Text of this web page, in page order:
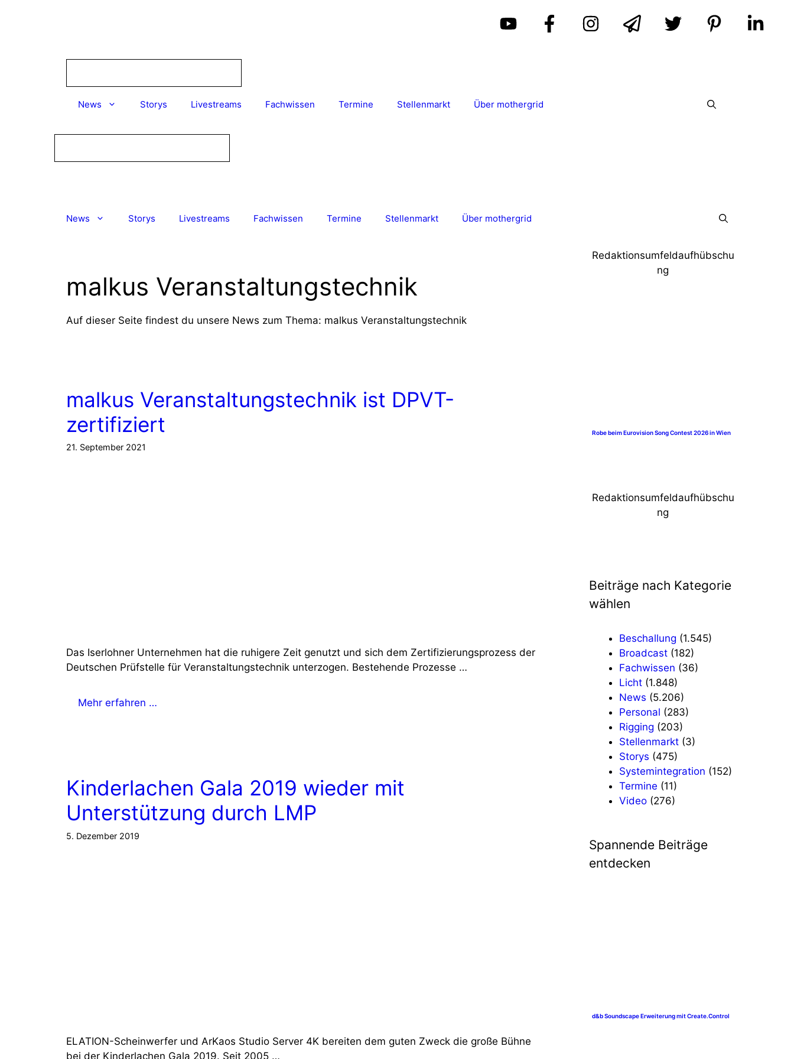
News Storys Livestreams Fachwissen Termine Stellenmarkt Über mothergrid
News Storys Livestreams Fachwissen Termine Stellenmarkt Über mothergrid
malkus Veranstaltungstechnik
Auf dieser Seite findest du unsere News zum Thema: malkus Veranstaltungstechnik
malkus Veranstaltungstechnik ist DPVT-
zertifiziert
21. September 2021
Das Iserlohner Unternehmen hat die ruhigere Zeit genutzt und sich dem Zertifizierungsprozess der
Deutschen Prüfstelle für Veranstaltungstechnik unterzogen. Bestehende Prozesse …
Mehr erfahren …
Kinderlachen Gala 2019 wieder mit
Unterstützung durch LMP
5. Dezember 2019
ELATION-Scheinwerfer und ArKaos Studio Server 4K bereiten dem guten Zweck die große Bühne
bei der Kinderlachen Gala 2019. Seit 2005 …
Redaktionsumfeldaufhübschu
ng
Robe beim Eurovision Song Contest 2026 in Wien
Redaktionsumfeldaufhübschu
ng
Beiträge nach Kategorie
wählen
Beschallung (1.545)
Broadcast (182)
Fachwissen (36)
Licht (1.848)
News (5.206)
Personal (283)
Rigging (203)
Stellenmarkt (3)
Storys (475)
Systemintegration (152)
Termine (11)
Video (276)
Spannende Beiträge
entdecken
d&b Soundscape Erweiterung mit Create.Control